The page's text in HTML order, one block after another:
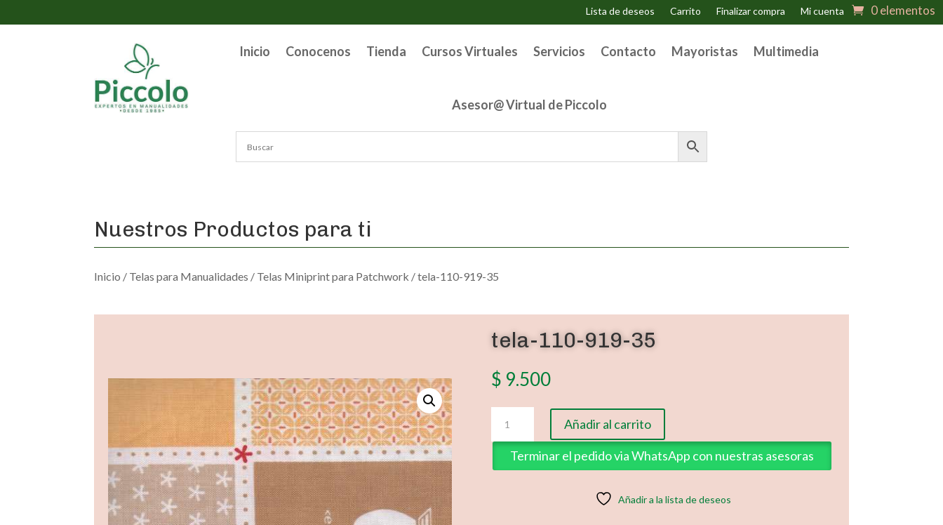
Lista de deseos Carrito Finalizar compra Mi cuenta 0 elementos
Inicio Conocenos Tienda Cursos Virtuales Servicios Contacto Mayoristas Multimedia
Asesor@ Virtual de Piccolo
Nuestros Productos para ti
Inicio / Telas para Manualidades / Telas Miniprint para Patchwork / tela-110-919-35
tela-110-919-35
$ 9.500
110-
919-
Añadir al carrito
Terminar el pedido via WhatsApp con nuestras asesoras
Añadir a la lista de deseos